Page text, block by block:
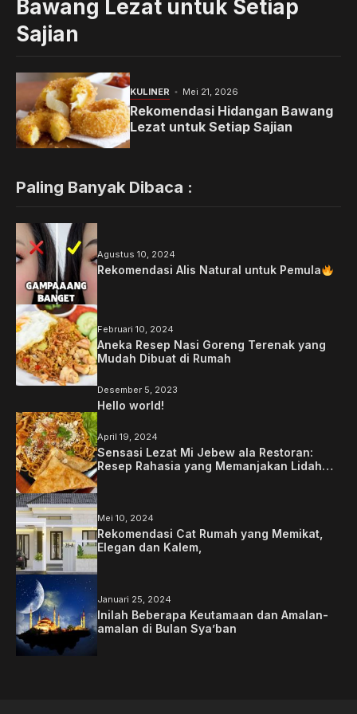
Bawang Lezat untuk Setiap
Sajian
KULINER Mei 21, 2026
Rekomendasi Hidangan Bawang
Lezat untuk Setiap Sajian
Paling Banyak Dibaca :
Agustus 10, 2024
Rekomendasi Alis Natural untuk Pemula
Februari 10, 2024
Aneka Resep Nasi Goreng Terenak yang
Mudah Dibuat di Rumah
Desember 5, 2023
Hello world!
April 19, 2024
Sensasi Lezat Mi Jebew ala Restoran:
Resep Rahasia yang Memanjakan Lidah
Mei 10, 2024
Rekomendasi Cat Rumah yang Memikat,
Elegan dan Kalem,
Januari 25, 2024
Inilah Beberapa Keutamaan dan Amalan-
amalan di Bulan Sya’ban